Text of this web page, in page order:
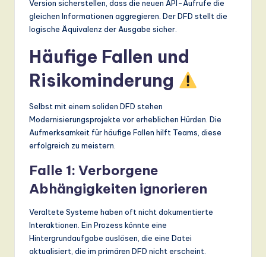
Version sicherstellen, dass die neuen API-Aufrufe die
gleichen Informationen aggregieren. Der DFD stellt die
logische Äquivalenz der Ausgabe sicher.
Häufige Fallen und
Risikominderung
Selbst mit einem soliden DFD stehen
Modernisierungsprojekte vor erheblichen Hürden. Die
Aufmerksamkeit für häufige Fallen hilft Teams, diese
erfolgreich zu meistern.
Falle 1: Verborgene
Abhängigkeiten ignorieren
Veraltete Systeme haben oft nicht dokumentierte
Interaktionen. Ein Prozess könnte eine
Hintergrundaufgabe auslösen, die eine Datei
aktualisiert, die im primären DFD nicht erscheint.